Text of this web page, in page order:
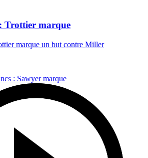
Trottier marque
marque un but contre Miller